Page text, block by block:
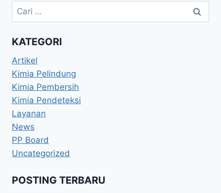
KATEGORI
Artikel
Kimia Pelindung
Kimia Pembersih
Kimia Pendeteksi
Layanan
News
PP Board
Uncategorized
POSTING TERBARU